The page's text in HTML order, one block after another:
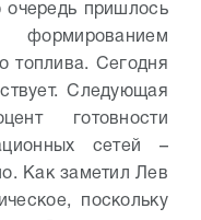
очередь пришлось
топлива. Сегодня
Следующая
готовности
сетей –
Как заметил Лев
поскольку